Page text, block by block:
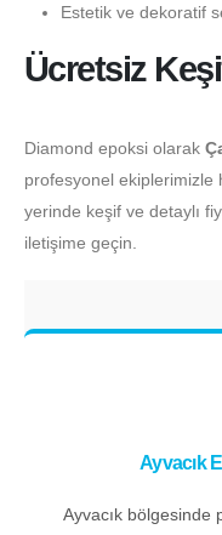
Estetik ve dekoratif
Ücretsiz
Diamond epoksi olarak
profesyonel ekiplerimizle
yerinde keşif ve detaylı
iletişime geçin.
Ayvacık
Ayvacık bölgesinde